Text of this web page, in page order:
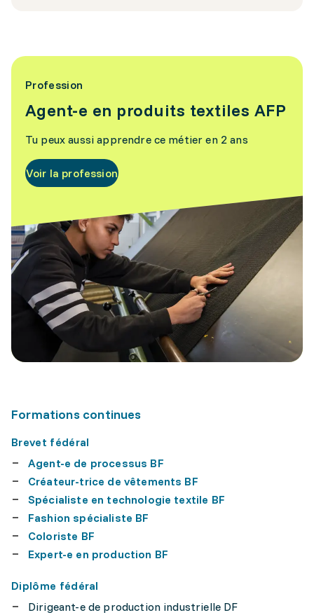
Profession
Agent-e en produits textiles AFP
Tu peux aussi apprendre ce métier en 2 ans
Voir la profession
Formations continues
Brevet fédéral
Agent-e de processus BF
Créateur-trice de vêtements BF
Spécialiste en technologie textile BF
Fashion spécialiste BF
Coloriste BF
Expert-e en production BF
Diplôme fédéral
Dirigeant-e de production industrielle DF